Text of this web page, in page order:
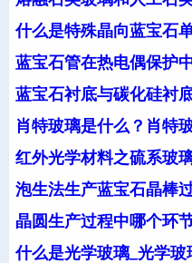
什么是特殊晶向蓝宝石
蓝宝石管在热电偶保护
蓝宝石衬底与碳化硅衬
肖特玻璃是什么？肖特
红外光学材料之硫系玻
泡生法生产蓝宝石晶棒
晶圆生产过程中哪个环
什么是光学玻璃_光学